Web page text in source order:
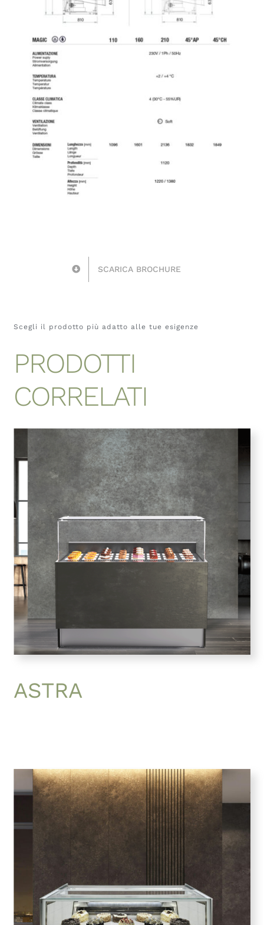
SCARICA BROCHURE
Scegli il prodotto più adatto alle tue esigenze
PRODOTTI
CORRELATI
ASTRA